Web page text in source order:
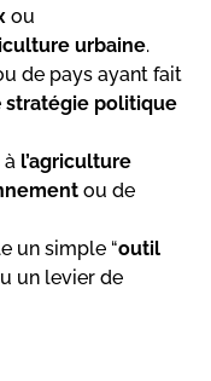
ou
urbaine.
de pays ayant fait
stratégie politique
l’agriculture
ou de
un simple “outil
un levier de